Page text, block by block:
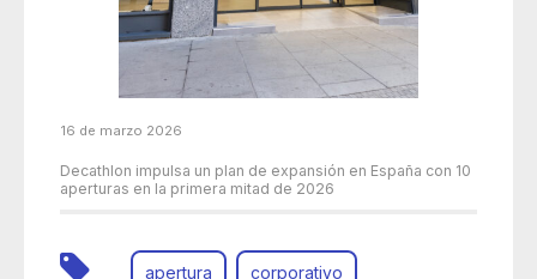
16 de marzo 2026
Decathlon impulsa un plan de expansión en España con 10
aperturas en la primera mitad de 2026
apertura corporativo